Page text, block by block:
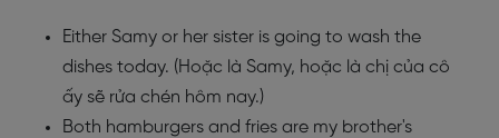
Either Samy or her sister is going to wash the
dishes today. (Hoặc là Samy, hoặc là chị của cô
ấy sẽ rửa chén hôm nay.)
Both hamburgers and fries are my brother's